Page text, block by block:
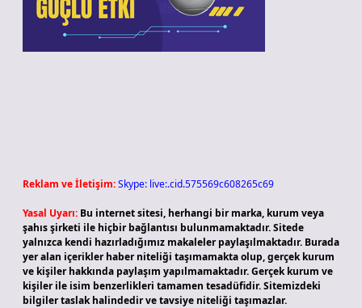
Reklam ve İletişim:Skype: live:.cid.575569c608265c69
Yasal Uyarı: Bu internet sitesi, herhangi bir marka, kurum veya
şahıs şirketi ile hiçbir bağlantısı bulunmamaktadır. Sitede
yalnızca kendi hazırladığımız makaleler paylaşılmaktadır. Burada
yer alan içerikler haber niteliği taşımamakta olup, gerçek kurum
ve kişiler hakkında paylaşım yapılmamaktadır. Gerçek kurum ve
kişiler ile isim benzerlikleri tamamen tesadüfidir. Sitemizdeki
bilgiler taslak halindedir ve tavsiye niteliği taşımazlar.